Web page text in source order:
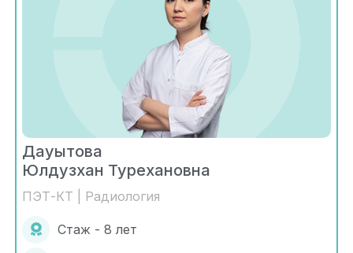
Дауытова
Юлдузхан Турехановна
ПЭТ-КТ | Радиология
Стаж - 8 лет